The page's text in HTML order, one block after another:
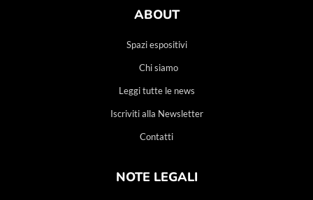
ABOUT
Spazi espositivi
Chi siamo
Leggi tutte le news
Iscriviti alla Newsletter
Contatti
NOTE LEGALI